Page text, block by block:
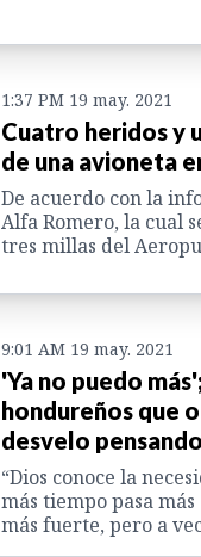
1:37 PM 19 may. 2021
Cuatro heridos y
de una avioneta
De acuerdo con la
Alfa Romero, la cual
tres millas del
9:01 AM 19 may. 2021
'Ya no puedo
hondureños que
desvelo
“Dios conoce la
más tiempo pasa
más fuerte, pero a